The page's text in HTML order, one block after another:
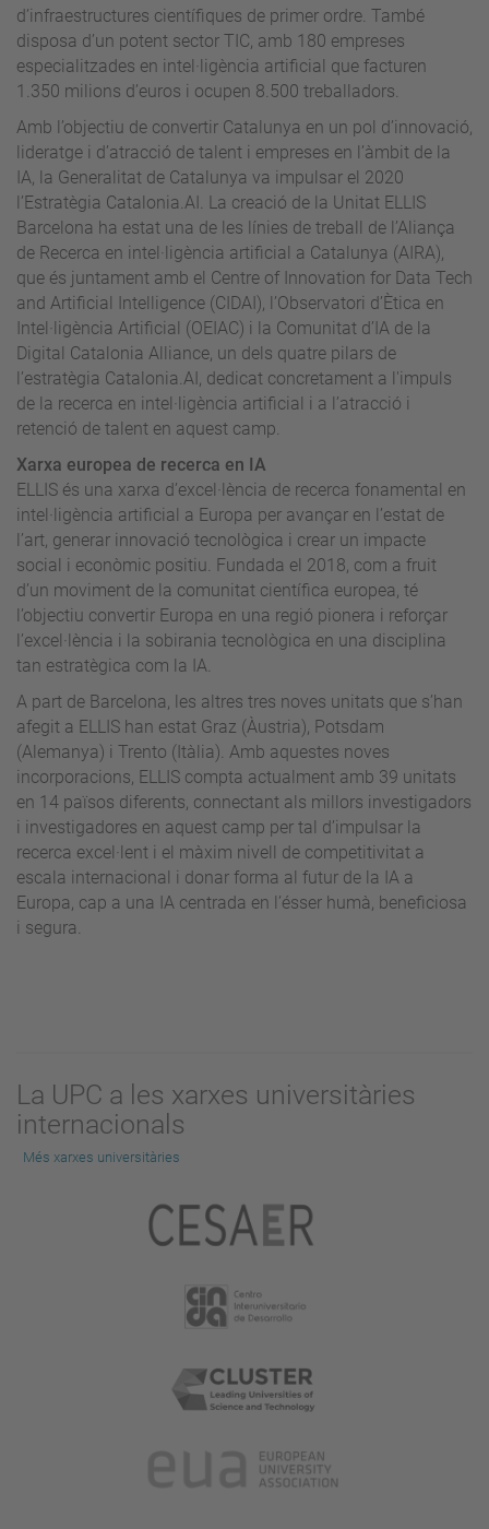
d’infraestructures científiques de primer ordre. També
disposa d’un potent sector TIC, amb 180 empreses
especialitzades en intel·ligència artificial que facturen
1.350 milions d’euros i ocupen 8.500 treballadors.
Amb l’objectiu de convertir Catalunya en un pol d’innovació,
lideratge i d’atracció de talent i empreses en l’àmbit de la
IA, la Generalitat de Catalunya va impulsar el 2020
l’Estratègia Catalonia.AI. La creació de la Unitat ELLIS
Barcelona ha estat una de les línies de treball de l’Aliança
de Recerca en intel·ligència artificial a Catalunya (AIRA),
que és juntament amb el Centre of Innovation for Data Tech
and Artificial Intelligence (CIDAI), l’Observatori d’Ètica en
Intel·ligència Artificial (OEIAC) i la Comunitat d’IA de la
Digital Catalonia Alliance, un dels quatre pilars de
l’estratègia Catalonia.AI, dedicat concretament a l'impuls
de la recerca en intel·ligència artificial i a l’atracció i
retenció de talent en aquest camp.
Xarxa europea de recerca en IA
ELLIS és una xarxa d’excel·lència de recerca fonamental en
intel·ligència artificial a Europa per avançar en l’estat de
l’art, generar innovació tecnològica i crear un impacte
social i econòmic positiu. Fundada el 2018, com a fruit
d’un moviment de la comunitat científica europea, té
l’objectiu convertir Europa en una regió pionera i reforçar
l’excel·lència i la sobirania tecnològica en una disciplina
tan estratègica com la IA.
A part de Barcelona, les altres tres noves unitats que s’han
afegit a ELLIS han estat Graz (Àustria), Potsdam
(Alemanya) i Trento (Itàlia). Amb aquestes noves
incorporacions, ELLIS compta actualment amb 39 unitats
en 14 països diferents, connectant als millors investigadors
i investigadores en aquest camp per tal d’impulsar la
recerca excel·lent i el màxim nivell de competitivitat a
escala internacional i donar forma al futur de la IA a
Europa, cap a una IA centrada en l’ésser humà, beneficiosa
i segura.
La UPC a les xarxes universitàries
internacionals
Més xarxes universitàries